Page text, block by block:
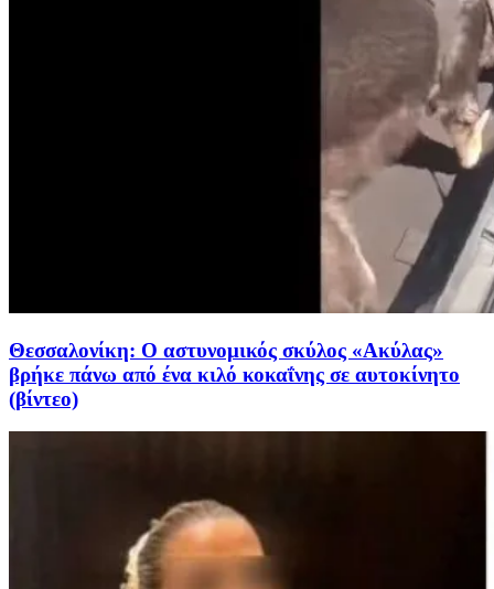
Θεσσαλονίκη: Ο αστυνομικός σκύλος «Ακύλας»
βρήκε πάνω από ένα κιλό κοκαΐνης σε αυτοκίνητο
(βίντεο)